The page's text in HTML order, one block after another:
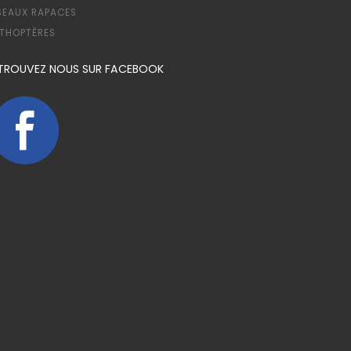
RAPACES
NOUS SUR FACEBOOK